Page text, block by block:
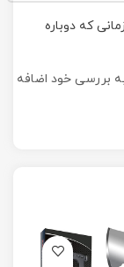
که دوباره
بررسی خود اضافه